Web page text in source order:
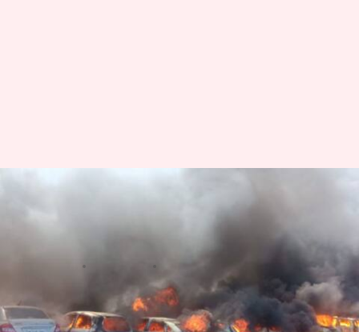
बेंगलुरू में एयरो इंडिया शो के पार्किंग
एरिया में लगी भीषण आग, 300
वाहन जलकर राख
क्या है खबर?